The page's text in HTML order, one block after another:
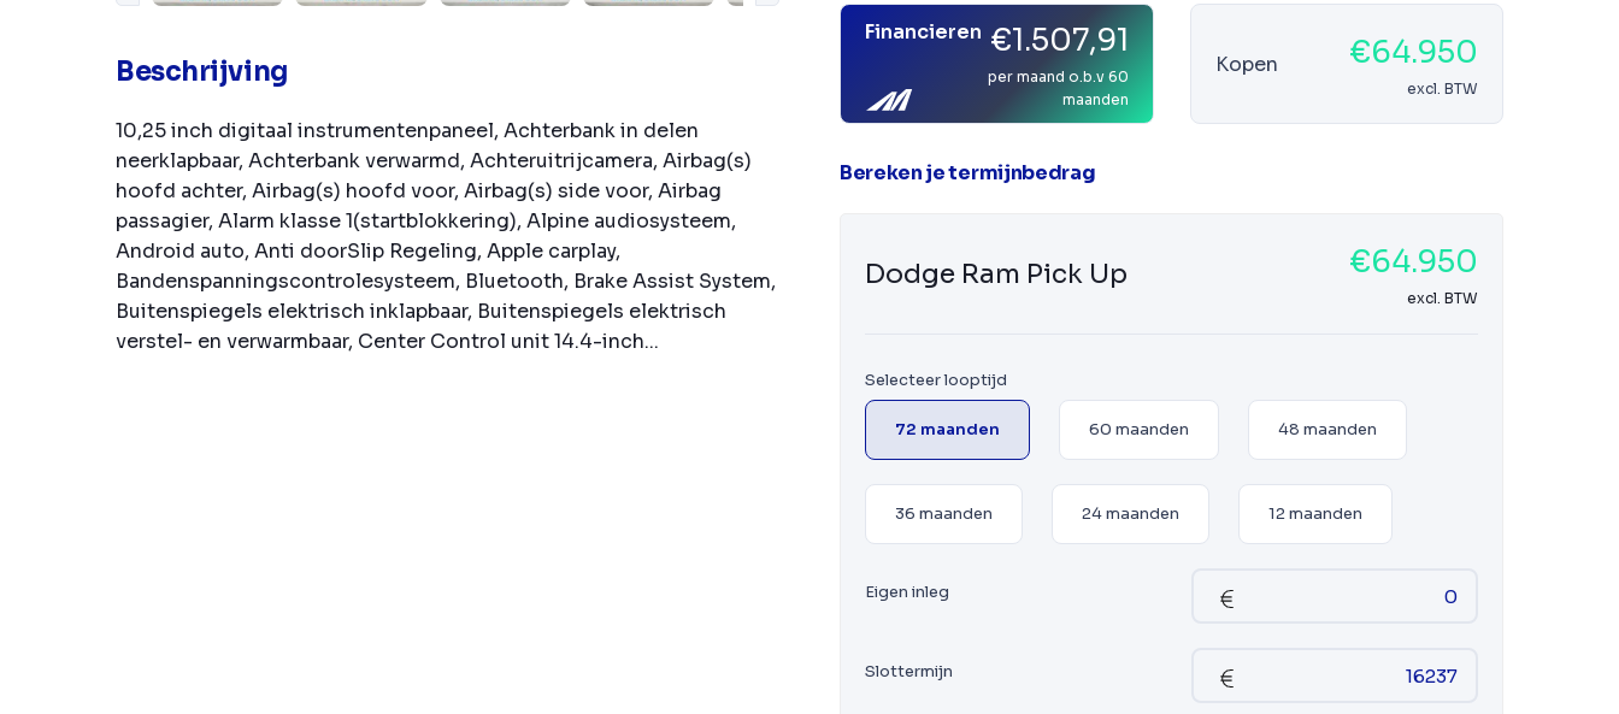
Beschrijving
10,25 inch digitaal instrumentenpaneel, Achterbank in delen
neerklapbaar, Achterbank verwarmd, Achteruitrijcamera, Airbag(s)
hoofd achter, Airbag(s) hoofd voor, Airbag(s) side voor, Airbag
passagier, Alarm klasse 1(startblokkering), Alpine audiosysteem,
Android auto, Anti doorSlip Regeling, Apple carplay,
Bandenspanningscontrolesysteem, Bluetooth, Brake Assist System,
Buitenspiegels elektrisch inklapbaar, Buitenspiegels elektrisch
verstel- en verwarmbaar, Center Control unit 14.4-inch...
Financieren €1.507,91
per maand o.b.v 60
maanden
Kopen €64.950
excl. BTW
Bereken je termijnbedrag
Dodge Ram Pick Up €64.950
excl. BTW
Selecteer looptijd
72 maanden 60 maanden 48 maanden
36 maanden 24 maanden 12 maanden
Eigen inleg
Slottermijn